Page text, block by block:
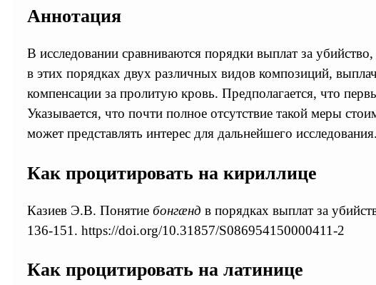
Аннотация
В исследовании сравниваются порядки выплат за
в этих порядках двух различных видов композиций,
компенсации за пролитую кровь. Предполагается, что
Указывается, что почти полное отсутствие такой меры
может представлять интерес для дальнейшего исследования.
Как процитировать на кириллице
Казиев Э.В. Понятие бонгæнд в порядках выплат за
136-151. https://doi.org/10.31857/S086954150000411-2
Как процитировать на латинице